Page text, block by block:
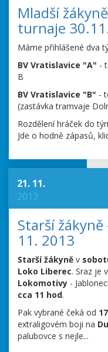
Mladší
turnaje
Máme přihlášené dva
BV Vratislavice "A" -
B
BV Vratislavice "B" -
(zastávka tramvaje
Rozdělení hráček do
Jde o hodně zápasů,
21. 11.
2013
Starší
11. 2013
Starší žákyně v
Loko Liberec. Sraz je v
Lokomotivy -
cca 11 hod.
Pak vybrané čeká od
extraligovém boji na
palubovce s nejle...